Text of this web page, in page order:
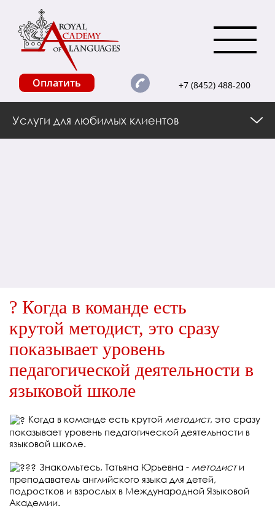
Оплатить +7 (8452) 488-200
Услуги для любимых клиентов
? Когда в команде есть
крутой методист, это сразу
показывает уровень
педагогической деятельности в
языковой школе
Когда в команде есть крутойметодист, это сразу
показывает уровень педагогической деятельности в
языковой школе.
Знакомьтесь, Татьяна Юрьевна - методисти
преподаватель английского языка для детей,
подростков и взрослых в Международной Языковой
Академии.